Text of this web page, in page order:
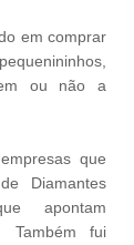
em comprar
ou não a
que
Diamantes
apontam
Também fui